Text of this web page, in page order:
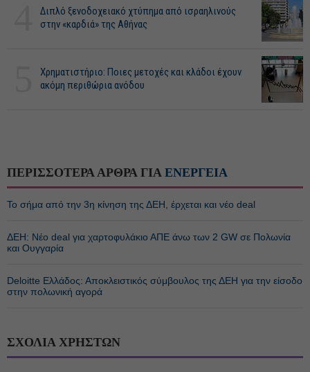
Διπλό ξενοδοχειακό χτύπημα από ισραηλινούς
στην «καρδιά» της Αθήνας
Χρηματιστήριο: Ποιες μετοχές και κλάδοι έχουν
ακόμη περιθώρια ανόδου
ΠΕΡΙΣΣΟΤΕΡΑ ΑΡΘΡΑ ΓΙΑ ΕΝΕΡΓΕΙΑ
Το σήμα από την 3η κίνηση της ΔΕΗ, έρχεται και νέο deal
ΔΕΗ: Νέο deal για χαρτοφυλάκιο ΑΠΕ άνω των 2 GW σε Πολωνία
και Ουγγαρία
Deloitte Ελλάδος: Αποκλειστικός σύμβουλος της ΔΕΗ για την είσοδο
στην πολωνική αγορά
ΣΧΟΛΙΑ ΧΡΗΣΤΩΝ